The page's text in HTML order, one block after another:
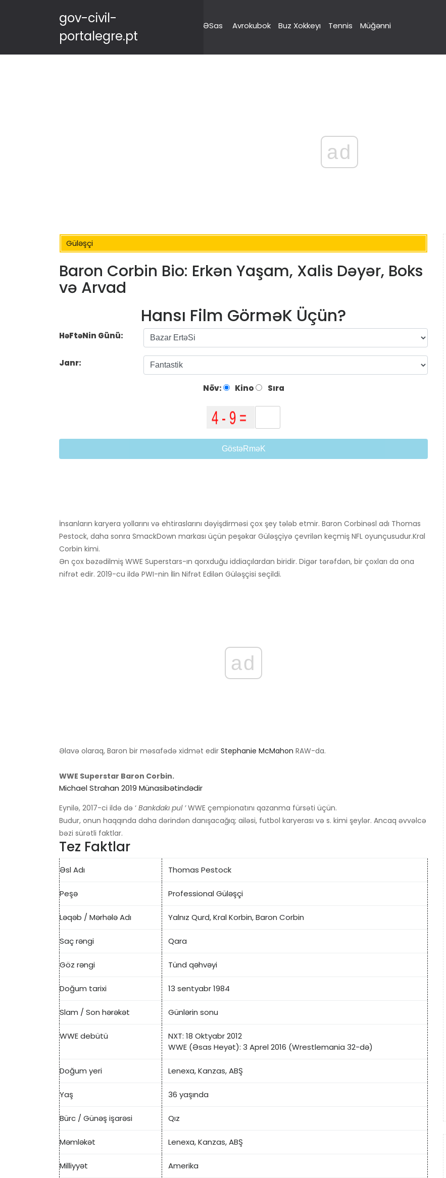
gov-civil-
portalegre.pt
ƏSas Avrokubok Buz Xokkeyı Tennis Müğənni
ad
Güləşçi
Baron Corbin Bio: Erkən Yaşam, Xalis Dəyər, Boks
və Arvad
Hansı Film GörməK Üçün?
HəFtəNin Günü:
Janr:
Növ: Kino Sıra
GöstəRməK
İnsanların karyera yollarını və ehtiraslarını dəyişdirməsi çox şey tələb etmir. Baron Corbinəsl adı Thomas
Pestock, daha sonra SmackDown markası üçün peşəkar Güləşçiyə çevrilən keçmiş NFL oyunçusudur.Kral
Corbin kimi.
Ən çox bəzədilmiş WWE Superstars-ın qorxduğu iddiaçılardan biridir. Digər tərəfdən, bir çoxları da ona
nifrət edir. 2019-cu ildə PWI-nin İlin Nifrət Edilən Güləşçisi seçildi.
ad
Əlavə olaraq, Baron bir məsafədə xidmət edir Stephanie McMahon RAW-da.
WWE Superstar Baron Corbin.
Michael Strahan 2019 Münasibətindədir
Eynilə, 2017-ci ildə də ‘ Bankdakı pul ’WWE çempionatını qazanma fürsəti üçün.
Budur, onun haqqında daha dərindən danışacağıq; ailəsi, futbol karyerası və s. kimi şeylər. Ancaq əvvəlcə
bəzi sürətli faktlar.
Tez Faktlar
Əsl Adı Thomas Pestock
Peşə Professional Güləşçi
Ləqəb / Mərhələ Adı Yalnız Qurd, Kral Korbin, Baron Corbin
Saç rəngi Qara
Göz rəngi Tünd qəhvəyi
Doğum tarixi 13 sentyabr 1984
Slam / Son hərəkət Günlərin sonu
WWE debütü
NXT: 18 Oktyabr 2012
WWE (Əsas Heyət): 3 Aprel 2016 (Wrestlemania 32-də)
Doğum yeri Lenexa, Kanzas, ABŞ
Yaş 36 yaşında
Bürc / Günəş işarəsi Qız
Məmləkət Lenexa, Kanzas, ABŞ
Milliyyət Amerika